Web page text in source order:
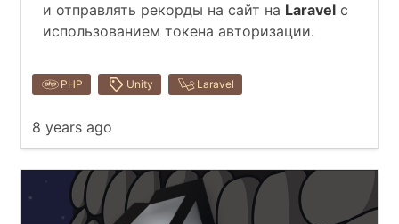
и отправлять рекорды на сайт на Laravel с
использованием токена авторизации.
PHP Unity Laravel
8 years ago